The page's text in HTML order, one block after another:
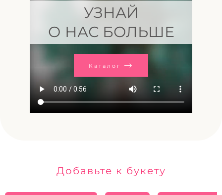
УЗНАЙ
О НАС БОЛЬШЕ
Каталог
Добавьте к букету